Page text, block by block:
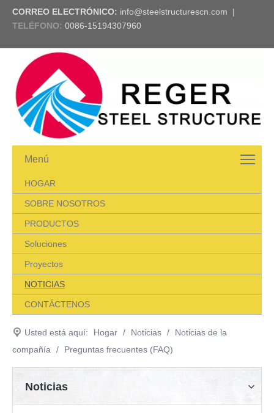
CORREO ELECTRÓNICO: info@steelstructurescn.com
|
TELÉFONO: 0086-15194307960
Menú
HOGAR
SOBRE NOSOTROS
PRODUCTOS
Soluciones
Proyectos
NOTICIAS
CONTÁCTENOS
Usted está aquí: Hogar / Noticias /
Noticias de la
compañía
/ Preguntas frecuentes (FAQ)
Noticias